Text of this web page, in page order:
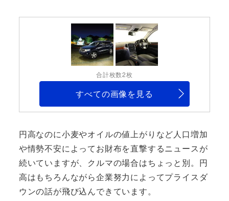
合計枚数2枚
すべての画像を見る
円高なのに小麦やオイルの値上がりなど人口増加
や情勢不安によってお財布を直撃するニュースが
続いていますが、クルマの場合はちょっと別。円
高はもちろんながら企業努力によってプライスダ
ウンの話が飛び込んできています。